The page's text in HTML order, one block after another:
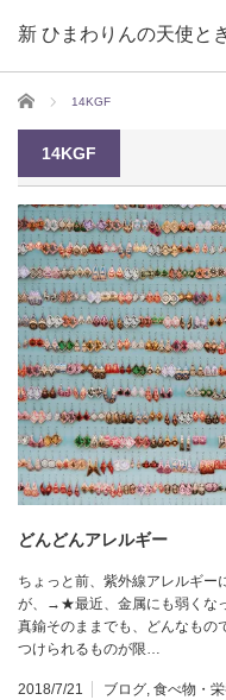
新 ひまわりんの天使と
ホーム 14KGF
14KGF
どんどんアレルギー
ちょっと前、紫外線アレルギー
が、→★最近、金属にも弱くな
真鍮そのままでも、どんなもの
つけられるものが限…
2018/7/21 ブログ, 食べ物・